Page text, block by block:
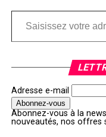
Saisissez votre adresse e-mail…
Adresse e-mail
Abonnez-vous à la
nouveautés, nos offres